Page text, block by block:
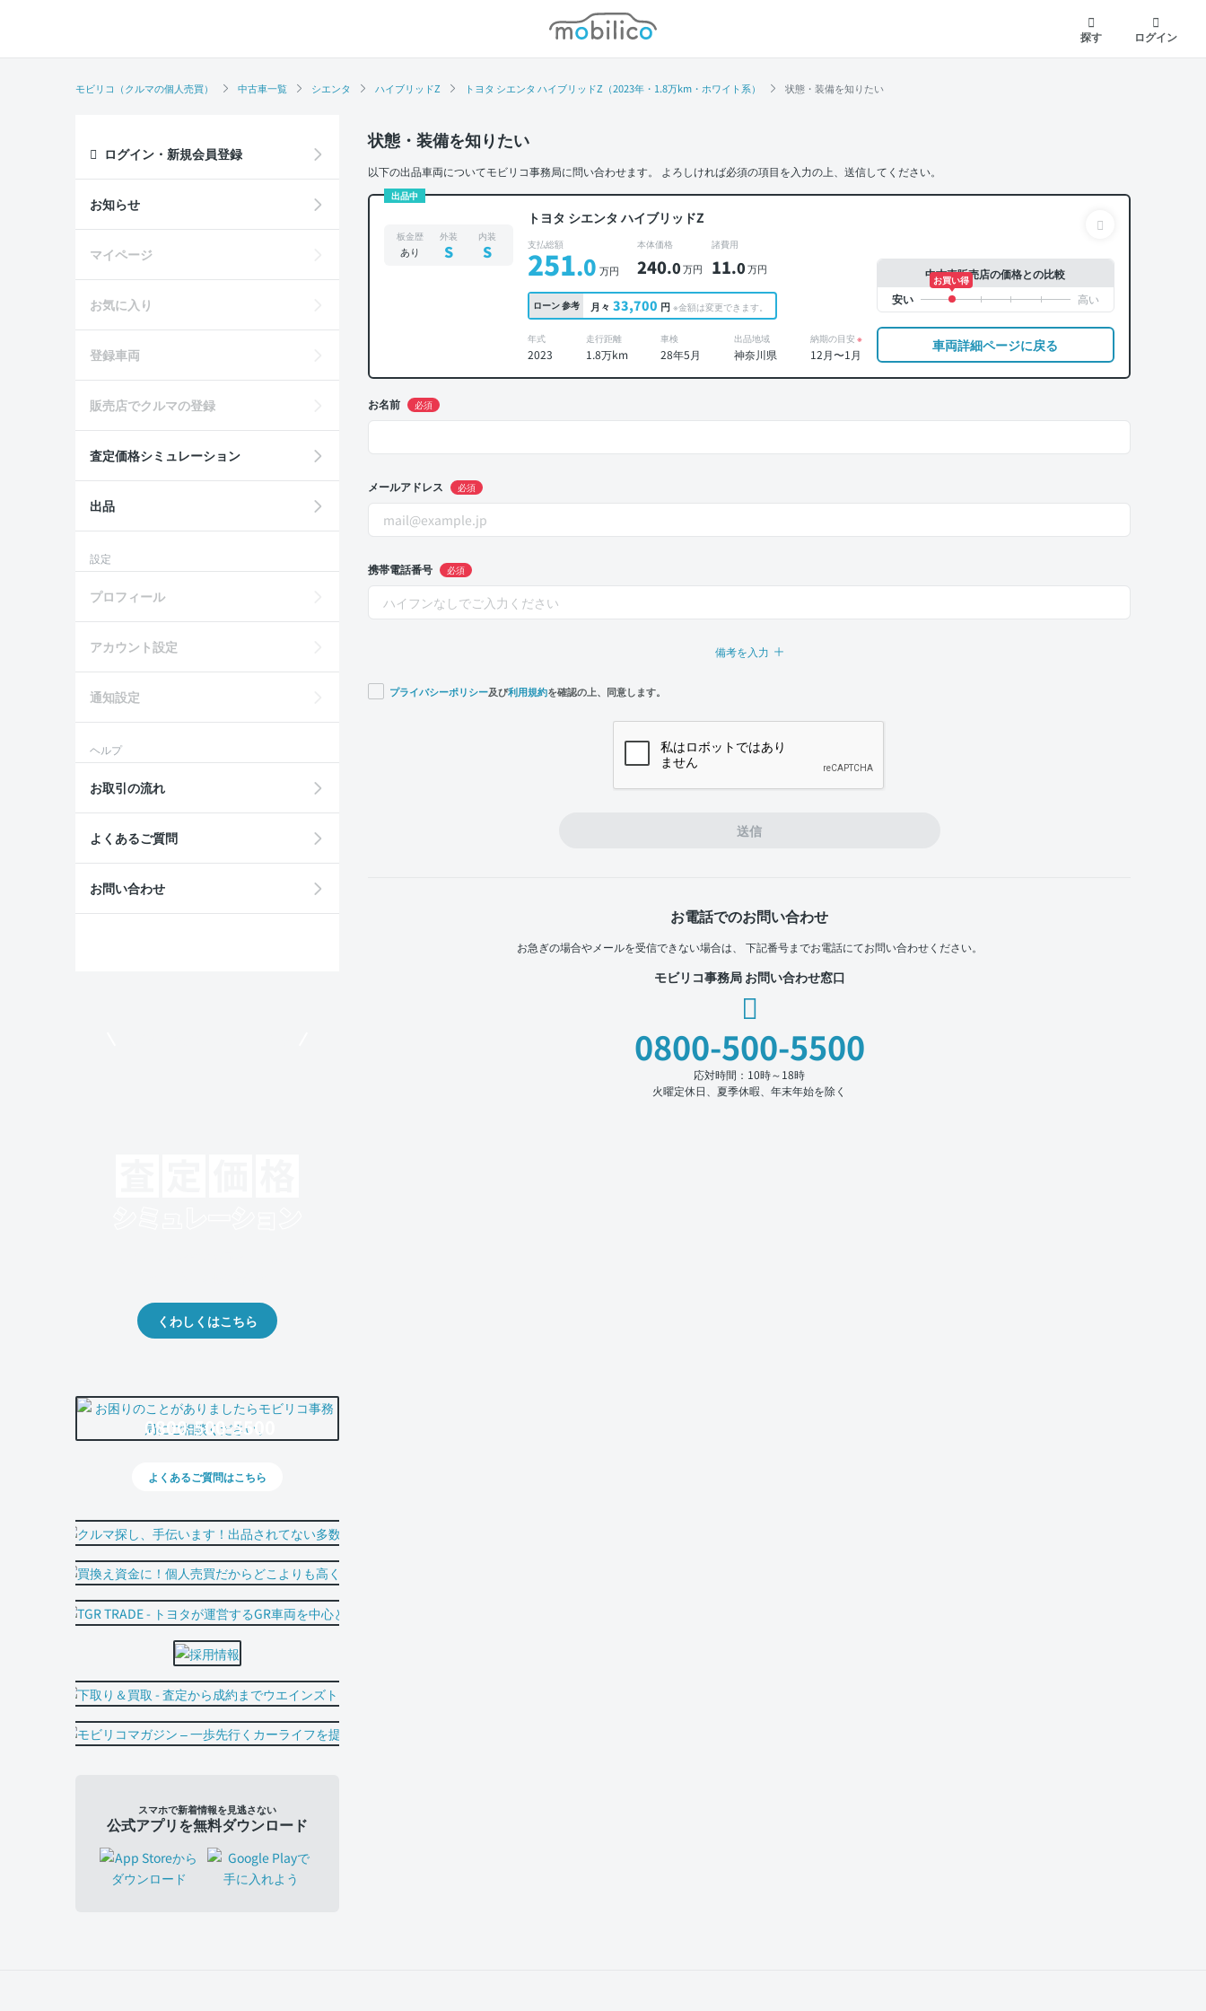
モビリコ
探す
ログイン
モビリコ（クルマの個人売買） 中古車一覧 シエンタ ハイブリッドZ トヨタ シエンタ ハイブリッドZ（2023年・1.8万km・ホワイト系） 状態・装備を知りたい
状態・装備を知りたい
以下の出品車両についてモビリコ事務局に問い合わせます。 よろしければ必須の項目を入力の上、送信してください。
出品中
トヨタ シエンタ ハイブリッドZ
板金歴
あり
外装
S
内装
S 支払総額
251.0 万円
本体価格
240.0万円
諸費用
11.0万円
ローン参考 月々 33,700 円 ※金額は変更できます。
年式
2023
走行距離
1.8万km
車検
28年5月
出品地域
神奈川県
納期の目安 ※
12月〜1月
中古車販売店の価格との比較
お買い得
車両詳細ページに戻る
お名前 必須
メールアドレス 必須
携帯電話番号 必須
備考を入力
プライバシーポリシー及び利用規約を確認の上、同意します。
送信
お電話でのお問い合わせ
お急ぎの場合やメールを受信できない場合は、 下記番号までお電話にてお問い合わせください。
モビリコ事務局 お問い合わせ窓口
0800-500-5500
応対時間：10時～18時
火曜定休日、夏季休暇、年末年始を除く
ログイン・新規会員登録
お知らせ
マイページ
お気に入り
登録車両
販売店でクルマの登録
査定価格シミュレーション
出品
設定
プロフィール
アカウント設定
通知設定
ヘルプ
お取引の流れ
よくあるご質問
お問い合わせ
くわしくはこちら
0800-500-5500
よくあるご質問はこちら
スマホで新着情報を見逃さない
公式アプリを無料ダウンロード